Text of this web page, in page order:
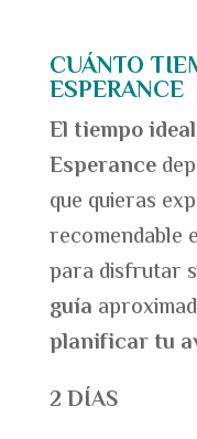
CUÁNTO
ESPERANCE
El tiempo
Esperance
que quieras
recomendable
para disfrutar
guía
planificar tu
2 DÍAS